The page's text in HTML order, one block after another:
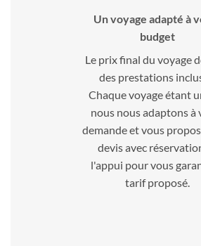
Un voyage adapté à
budget
Le prix final du voyage
des prestations
Chaque voyage étant
nous nous adaptons à
demande et vous
devis avec
l'appui pour vous
tarif proposé.